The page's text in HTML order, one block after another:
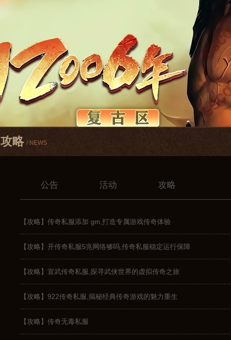
攻略 / NEWS
公告 活动 攻略
【攻略】传奇私服添加 gm,打造专属游戏传奇体验
【攻略】开传奇私服5兆网络够吗,传奇私服稳定运行保障
【攻略】宣武传奇私服,探寻武侠世界的虚拟传奇之旅
【攻略】922传奇私服,揭秘经典传奇游戏的魅力重生
【攻略】传奇无毒私服